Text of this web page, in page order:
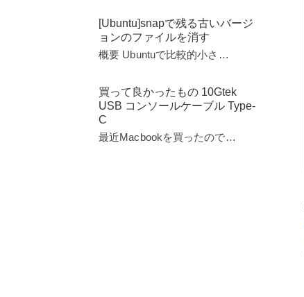
[Ubuntu]snapで残る古いバージ
ョンのファイルを消す
概要 Ubuntuで比較的小さ…
買って良かったもの 10Gtek
USB コンソールケーブル Type-
C
最近Macbookを買ったので…